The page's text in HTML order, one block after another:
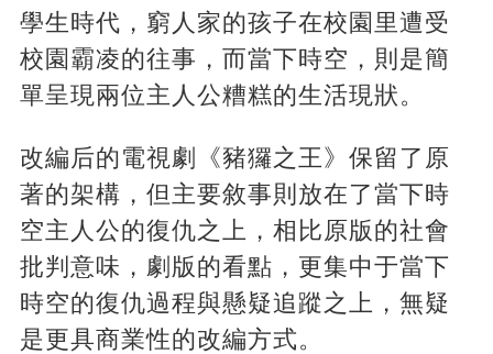
學生時代，窮人家的孩子在校園里遭受
校園霸凌的往事，而當下時空，則是簡
單呈現兩位主人公糟糕的生活現狀。
改編后的電視劇《豬玀之王》保留了原
著的架構，但主要敘事則放在了當下時
空主人公的復仇之上，相比原版的社會
批判意味，劇版的看點，更集中于當下
時空的復仇過程與懸疑追蹤之上，無疑
是更具商業性的改編方式。